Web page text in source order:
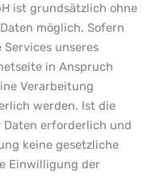
ist grundsätzlich ohne
möglich. Sofern
unseres
in Anspruch
Verarbeitung
werden. Ist die
Daten erforderlich und
keine gesetzliche
Einwilligung der